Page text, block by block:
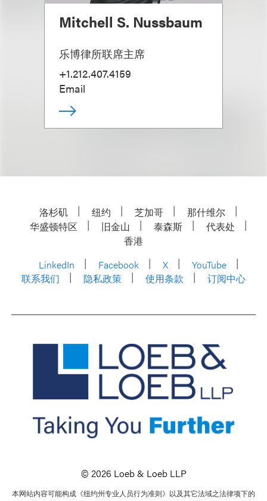
Mitchell S. Nussbaum
乐博律所联席主席
+1.212.407.4159
Email
洛杉矶 纽约 芝加哥
那什维尔
华盛顿特区
旧金山 泰森斯
代表处
香港
LinkedIn
Facebook X
YouTube
联系我们
隐私政策 使用条款 订阅中心
© 2026 Loeb & Loeb LLP
本网站内容可能构成《纽约州专业人员行为准则》以及其它法域之法律项下的